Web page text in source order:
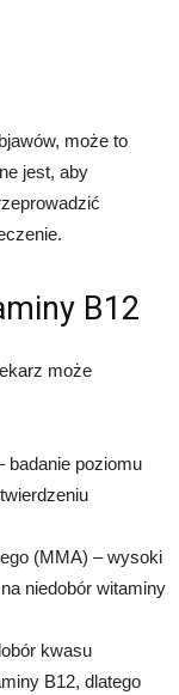
może to
jest, aby
B12
może
badanie poziomu
(MMA) – wysoki
niedobór witaminy
kwasu
B12, dlatego